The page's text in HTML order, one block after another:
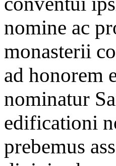
nomine ac
monasterii
ad honorem
nominatur
edificationi
prebemus